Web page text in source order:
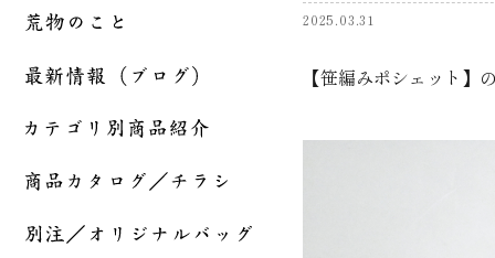
2025.03.31
【笹編みポシェット】